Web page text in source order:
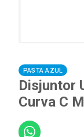
PASTA AZUL
Disjuntor
Curva C